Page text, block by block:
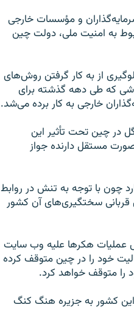
و مؤسسات خارجی
به امنیت ملی، دولت چین
از به کار گرفتن روش‌های
که طی دهه گذشته برای
خارجی به کار برده می‌شد.
در چین تحت تأثیر این
مستقل دارنده جواز
چون با توجه به تنش در روابط
سختگیری‌های آن کشور
گسترش عملیات هکرها علیه وب سایت
خود را در چین متوقف کرده
متوقف خواهد کرد.
کشور به جزیره هنگ کنگ